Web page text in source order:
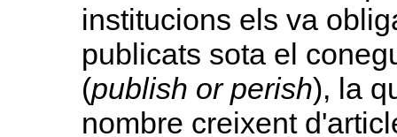
institucions els va
publicats sota el
(publish or perish), la
nombre creixent